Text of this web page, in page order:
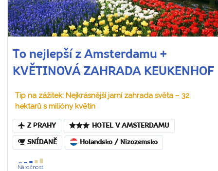
To nejlepší z Amsterdamu +
KVĚTINOVÁ ZAHRADA KEUKENHOF
Tip na zážitek: Nejkrásnější jarní zahrada světa – 32
hektarů s milióny květin
Z PRAHY HOTEL V AMSTERDAMU
SNÍDANĚ Holandsko / Nizozemsko
Náročnost